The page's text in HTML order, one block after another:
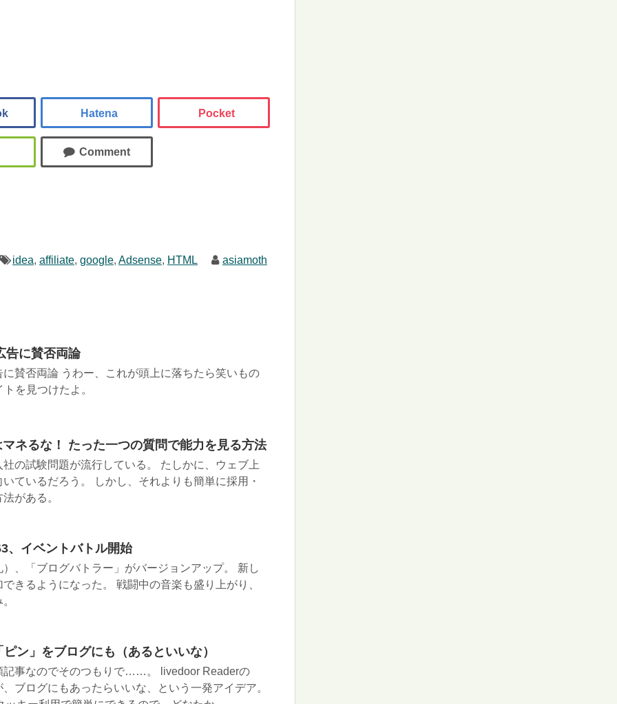
idea,affiliate,google,Adsense, HTML asiamoth
告に賛否両論
賛否両論 うわー、これが頭上に落ちたら笑いもの
を見つけたよ。
ネるな！ たった一つの質問で能力を見る方法
の試験問題が流行している。 たしかに、ウェブ上
ているだろう。 しかし、それよりも簡単に採用・
がある。
、イベントバトル開始
、「ブログバトラー」がバージョンアップ。 新し
きるようになった。 戦闘中の音楽も盛り上がり、
ン」をブログにも（あるといいな）
記事なのでそのつもりで……。 livedoor Readerの
、ブログにもあったらいいな、という一発アイデア。